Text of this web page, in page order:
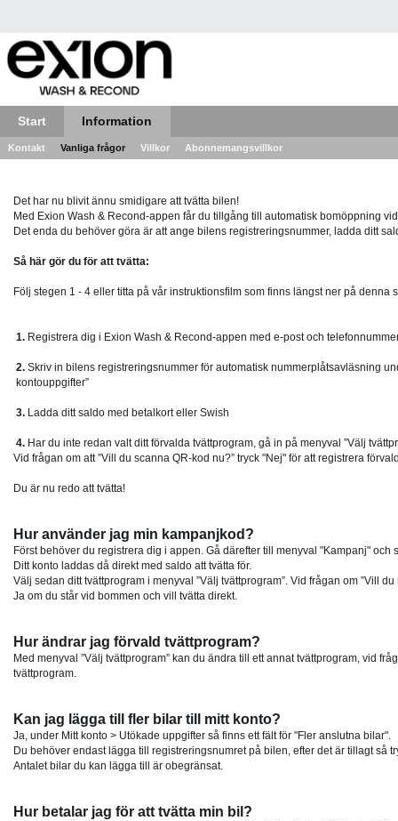
Start Information
Kontakt Vanliga frågor Villkor Abonnemangsvillkor
Det har nu blivit ännu smidigare att tvätta bilen!
Med Exion Wash & Recond-appen får du tillgång till automatisk bomöppning
Det enda du behöver göra är att ange bilens registreringsnummer, ladda ditt
Så här gör du för att tvätta:
Följ stegen 1 - 4 eller titta på vår instruktionsfilm som finns längst ner på denna
1. Registrera dig i Exion Wash & Recond-appen med e-post och
2. Skriv in bilens registreringsnummer för automatisk nummerplåtsavläsning
kontouppgifter”
3. Ladda ditt saldo med betalkort eller Swish
4. Har du inte redan valt ditt förvalda tvättprogram, gå in på menyval ”Välj
Vid frågan om att ”Vill du scanna QR-kod nu?” tryck "Nej" för att registrera
Du är nu redo att tvätta!
Hur använder jag min kampanjkod?
Först behöver du registrera dig i appen. Gå därefter till menyval "Kampanj" och
Ditt konto laddas då direkt med saldo att tvätta för.
Välj sedan ditt tvättprogram i menyval ”Välj tvättprogram”. Vid frågan om ”Vill
Ja om du står vid bommen och vill tvätta direkt.
Hur ändrar jag förvald tvättprogram?
Med menyval ”Välj tvättprogram” kan du ändra till ett annat tvättprogram, vid
tvättprogram.
Kan jag lägga till fler bilar till mitt konto?
Ja, under Mitt konto > Utökade uppgifter så finns ett fält för "Fler anslutna bilar".
Du behöver endast lägga till registreringsnumret på bilen, efter det är tillagt så
Antalet bilar du kan lägga till är obegränsat.
Hur betalar jag för att tvätta min bil?